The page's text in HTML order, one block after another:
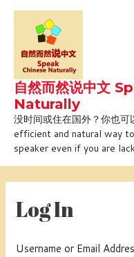
Skip
content
自然而然说中文
Naturally
没时间或住在国外？你也
efficient and natural way
speaker even if you are
Log In
Username or Email